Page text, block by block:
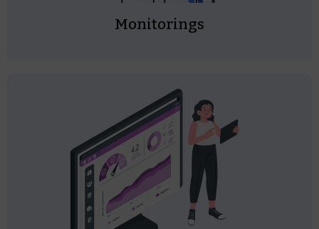
Monitorings